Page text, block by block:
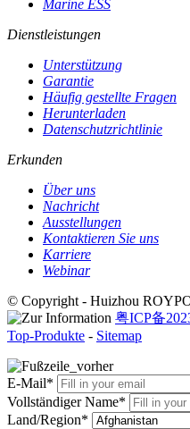
Marine ESS
Dienstleistungen
Unterstützung
Garantie
Häufig gestellte Fragen
Herunterladen
Datenschutzrichtlinie
Erkunden
Über uns
Nachricht
Ausstellungen
Kontaktieren Sie uns
Karriere
Webinar
© Copyright - Huizhou
粤ICP备
Top-Produkte - Sitemap
E-Mail*
Vollständiger Name*
Land/Region*